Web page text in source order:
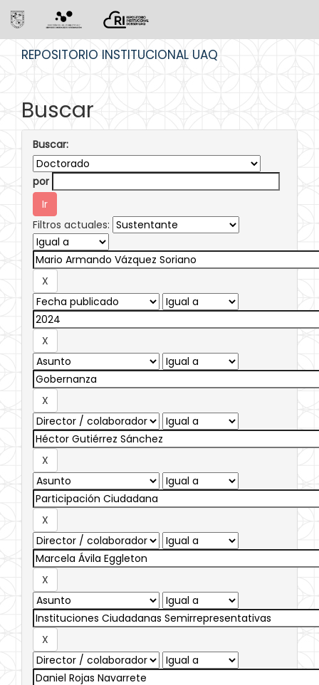
REPOSITORIO INSTITUCIONAL UAQ
Buscar
Buscar:
por
Filtros actuales: